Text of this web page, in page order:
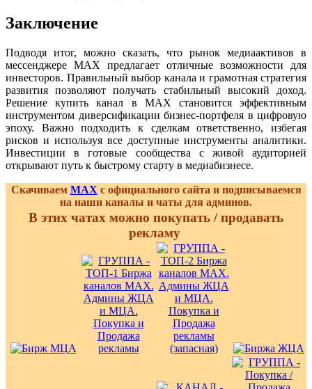
Заключение
Подводя итог, можно сказать, что рынок медиаактивов в
мессенджере MAX предлагает отличные возможности для
инвесторов. Правильный выбор канала и грамотная стратегия
развития позволяют получать стабильный высокий доход.
Решение купить канал в MAX становится эффективным
инструментом диверсификации бизнес-портфеля в цифровую
эпоху. Важно подходить к сделкам ответственно, избегая
рисков и используя все доступные инструменты аналитики.
Инвестиции в готовые сообщества с живой аудиторией
открывают путь к быстрому старту в медиабизнесе.
Скачиваем MAX с официального сайта и подписываемся
на наши каналы и чаты для админов.
В этих чатах можно покупать / продавать
рекламу